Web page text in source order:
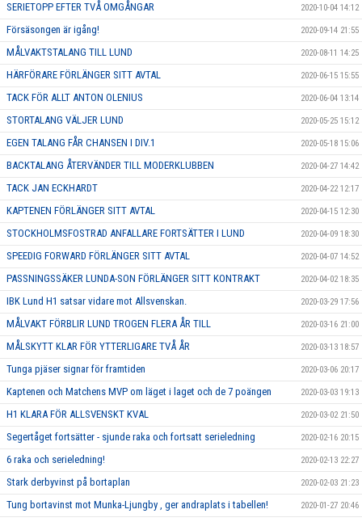
SERIETOPP EFTER TVÅ OMGÅNGAR 2020-10-04 14:12
Försäsongen är igång! 2020-09-14 21:55
MÅLVAKTSTALANG TILL LUND 2020-08-11 14:25
HÄRFÖRARE FÖRLÄNGER SITT AVTAL 2020-06-15 15:55
TACK FÖR ALLT ANTON OLENIUS 2020-06-04 13:14
STORTALANG VÄLJER LUND 2020-05-25 15:12
EGEN TALANG FÅR CHANSEN I DIV.1 2020-05-18 15:06
BACKTALANG ÅTERVÄNDER TILL MODERKLUBBEN 2020-04-27 14:42
TACK JAN ECKHARDT 2020-04-22 12:17
KAPTENEN FÖRLÄNGER SITT AVTAL 2020-04-15 12:30
STOCKHOLMSFOSTRAD ANFALLARE FORTSÄTTER I LUND 2020-04-09 18:30
SPEEDIG FORWARD FÖRLÄNGER SITT AVTAL 2020-04-07 14:52
PASSNINGSSÄKER LUNDA-SON FÖRLÄNGER SITT KONTRAKT 2020-04-02 18:35
IBK Lund H1 satsar vidare mot Allsvenskan. 2020-03-29 17:56
MÅLVAKT FÖRBLIR LUND TROGEN FLERA ÅR TILL 2020-03-16 21:00
MÅLSKYTT KLAR FÖR YTTERLIGARE TVÅ ÅR 2020-03-13 18:57
Tunga pjäser signar för framtiden 2020-03-06 20:17
Kaptenen och Matchens MVP om läget i laget och de 7 poängen 2020-03-03 19:13
H1 KLARA FÖR ALLSVENSKT KVAL 2020-03-02 21:50
Segertåget fortsätter - sjunde raka och fortsatt serieledning 2020-02-16 20:15
6 raka och serieledning! 2020-02-13 22:27
Stark derbyvinst på bortaplan 2020-02-03 21:23
Tung bortavinst mot Munka-Ljungby , ger andraplats i tabellen! 2020-01-27 20:46